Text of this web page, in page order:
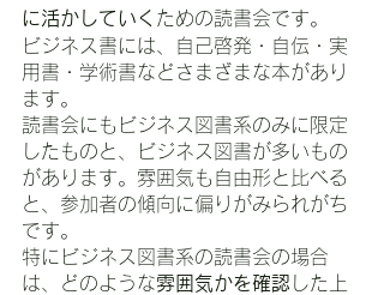
に活かしていく ための読書会です。
ビジネス書には、自己啓発・自伝・実
用書・学術書などさまざまな本があり
ます。
読書会にもビジネス図書系のみに限定
したものと、ビジネス図書が多いもの
があります。雰囲気も自由形と比べる
と、参加者の傾向に偏りがみられがち
です。
特にビジネス図書系の読書会の場合
は、どのような雰囲気かを確認 した上